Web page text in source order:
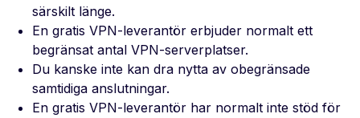
särskilt länge.
En gratis VPN-leverantör erbjuder normalt ett
begränsat antal VPN-serverplatser.
Du kanske inte kan dra nytta av obegränsade
samtidiga anslutningar.
En gratis VPN-leverantör har normalt inte stöd för